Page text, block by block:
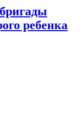
ребенка